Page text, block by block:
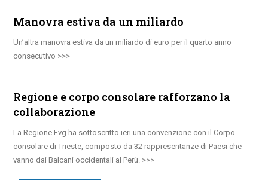
Manovra estiva da un miliardo
Un’altra manovra estiva da un miliardo di euro per il quarto anno
consecutivo
Regione e corpo consolare rafforzano la
collaborazione
La Regione Fvg ha sottoscritto ieri una convenzione con il Corpo
consolare di Trieste, composto da 32 rappresentanze di Paesi che
vanno dai Balcani occidentali al Perù.